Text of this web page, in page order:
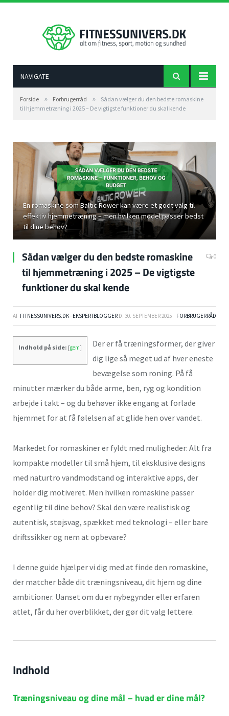
NAVIGATE
Forside » Forbrugerråd »
Sådan vælger du den bedste romaskine
til hjemmetræning i 2025 – De vigtigste funktioner du skal kende
En romaskine som Baltic Rower kan være et godt valg til
effektiv hjemmetræning – men hvilken model passer bedst
til dine behov?
Sådan vælger du den bedste romaskine
til hjemmetræning i 2025 – De vigtigste
funktioner du skal kende
0
AF FITNESSUNIVERS.DK - EKSPERTBLOGGER D. 30. SEPTEMBER 2025 FORBRUGERRÅD
Indhold på side: [gem]
Der er få træningsformer, der giver
dig lige så meget ud af hver eneste
bevægelse som roning. På få
minutter mærker du både arme, ben, ryg og kondition
arbejde i takt – og du behøver ikke engang at forlade
hjemmet for at få følelsen af at glide hen over vandet.
Markedet for romaskiner er fyldt med muligheder: Alt fra
kompakte modeller til små hjem, til eksklusive designs
med naturtro vandmodstand og interaktive apps, der
holder dig motiveret. Men hvilken romaskine passer
egentlig til dine behov? Skal den være realistisk og
autentisk, støjsvag, spækket med teknologi – eller bare
driftssikker og nem at opbevare?
I denne guide hjælper vi dig med at finde den romaskine,
der matcher både dit træningsniveau, dit hjem og dine
ambitioner. Uanset om du er nybegynder eller erfaren
atlet, får du her overblikket, der gør dit valg lettere.
Indhold
Træningsniveau og dine mål – hvad er dine mål?